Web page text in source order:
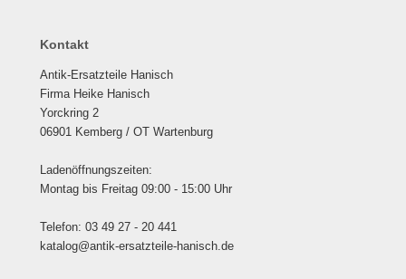
Kontakt
Antik-Ersatzteile Hanisch
Firma Heike Hanisch
Yorckring 2
06901 Kemberg / OT Wartenburg
Ladenöffnungszeiten:
Montag bis Freitag 09:00 - 15:00 Uhr
Telefon: 03 49 27 - 20 441
katalog@antik-ersatzteile-hanisch.de